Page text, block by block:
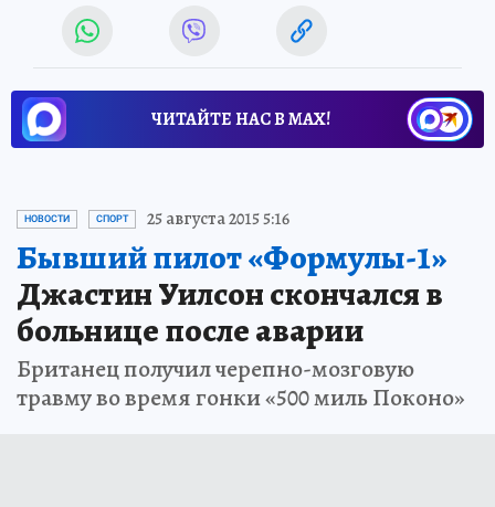
ЧИТАЙТЕ НАС В МАХ!
НОВОСТИ СПОРТ 25 августа 2015 5:16
Бывший пилот «Формулы-1»
Джастин Уилсон скончался в
больнице после аварии
Британец получил черепно-мозговую
травму во время гонки «500 миль Поконо»